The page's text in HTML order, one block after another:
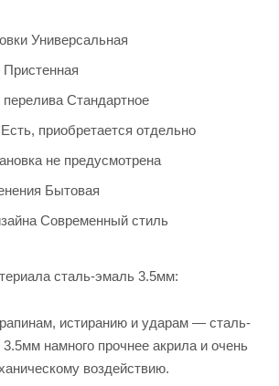
Универсальная
Пристенная
Стандартное
приобретается отдельно
не предусмотрена
Бытовая
Современный стиль
сталь-эмаль 3.5мм:
истиранию и ударам — сталь-
намного прочнее акрила и очень
воздействию.